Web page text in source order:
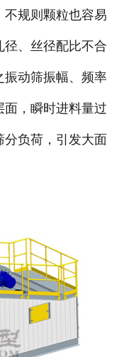
规则颗粒也容易
、丝径配比不合
振动筛振幅、频率
，瞬时进料量过
负荷，引发大面